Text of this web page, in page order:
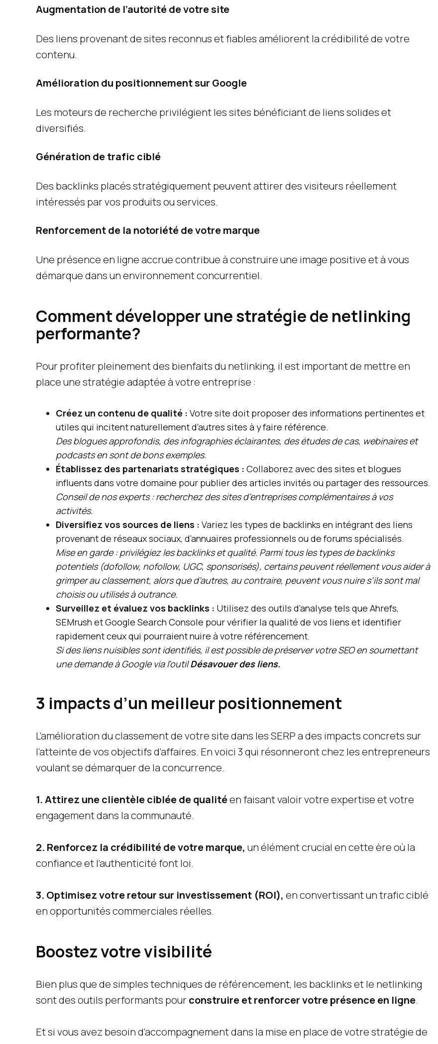
Augmentation de l’autorité de votre site
Des liens provenant de sites reconnus et fiables améliorent la crédibilité de votre
contenu.
Amélioration du positionnement sur Google
Les moteurs de recherche privilégient les sites bénéficiant de liens solides et
diversifiés.
Génération de trafic ciblé
Des backlinks placés stratégiquement peuvent attirer des visiteurs réellement
intéressés par vos produits ou services.
Renforcement de la notoriété de votre marque
Une présence en ligne accrue contribue à construire une image positive et à vous
démarque dans un environnement concurrentiel.
Comment développer une stratégie de netlinking
performante?
Pour profiter pleinement des bienfaits du netlinking, il est important de mettre en
place une stratégie adaptée à votre entreprise :
Créez un contenu de qualité : Votre site doit proposer des informations pertinentes et
utiles qui incitent naturellement d’autres sites à y faire référence.
Des blogues approfondis, des infographies éclairantes, des études de cas, webinaires et
podcasts en sont de bons exemples.
Établissez des partenariats stratégiques : Collaborez avec des sites et blogues
influents dans votre domaine pour publier des articles invités ou partager des ressources.
Conseil de nos experts : recherchez des sites d’entreprises complémentaires à vos
activités.
Diversifiez vos sources de liens : Variez les types de backlinks en intégrant des liens
provenant de réseaux sociaux, d’annuaires professionnels ou de forums spécialisés.
Mise en garde : privilégiez les backlinks et qualité. Parmi tous les types de backlinks
potentiels (dofollow, nofollow, UGC, sponsorisés), certains peuvent réellement vous aider à
grimper au classement, alors que d’autres, au contraire, peuvent vous nuire s’ils sont mal
choisis ou utilisés à outrance.
Surveillez et évaluez vos backlinks : Utilisez des outils d’analyse tels que Ahrefs,
SEMrush et Google Search Console pour vérifier la qualité de vos liens et identifier
rapidement ceux qui pourraient nuire à votre référencement.
Si des liens nuisibles sont identifiés, il est possible de préserver votre SEO en soumettant
une demande à Google via l’outilDésavouer des liens.
3 impacts d’un meilleur positionnement
L’amélioration du classement de votre site dans les SERP a des impacts concrets sur
l’atteinte de vos objectifs d’affaires. En voici 3 qui résonneront chez les entrepreneurs
voulant se démarquer de la concurrence.
1. Attirez une clientèle ciblée de qualitéen faisant valoir votre expertise et votre
engagement dans la communauté.
2. Renforcez la crédibilité de votre marque, un élément crucial en cette ère où la
confiance et l’authenticité font loi.
3. Optimisez votre retour sur investissement (ROI), en convertissant un trafic ciblé
en opportunités commerciales réelles.
Boostez votre visibilité
Bien plus que de simples techniques de référencement, les backlinks et le netlinking
sont des outils performants pour construire et renforcer votre présence en ligne.
Et si vous avez besoin d’accompagnement dans la mise en place de votre stratégie de